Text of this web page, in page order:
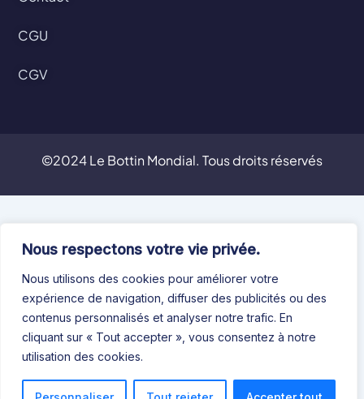
Nous respectons votre vie privée.
Nous utilisons des cookies pour améliorer votre
expérience de navigation, diffuser des publicités ou des
contenus personnalisés et analyser notre trafic. En
cliquant sur « Tout accepter », vous consentez à notre
utilisation des cookies.
CGU
CGV
©2024 Le Bottin Mondial. Tous droits réservés